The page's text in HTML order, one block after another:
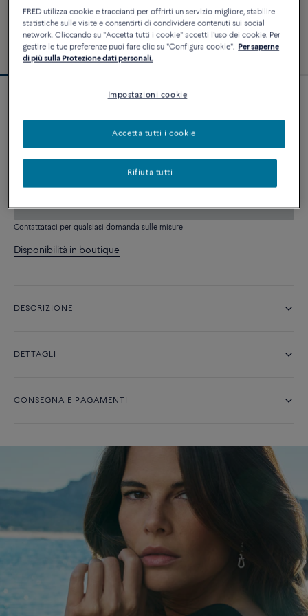
8 800 €
PERSONALIZZA
Contattataci per qualsiasi domanda sulle misure
Disponibilità in boutique
DESCRIZIONE
DETTAGLI
CONSEGNA E PAGAMENTI
FRED utilizza cookie e traccianti per offrirti un servizio migliore, stabilire
statistiche sulle visite e consentirti di condividere contenuti sui social
network. Cliccando su "Accetta tutti i cookie" accetti l'uso dei cookie. Per
gestire le tue preferenze puoi fare clic su "Configura cookie".
Per saperne
di più sulla Protezione dati personali.
Impostazioni cookie
Rifiuta tutti
Accetta tutti i cookie